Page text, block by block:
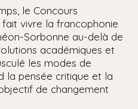
le Concours
fait vivre la francophonie
Sorbonne au-delà de
académiques et
les modes de
la pensée critique et la
de changement